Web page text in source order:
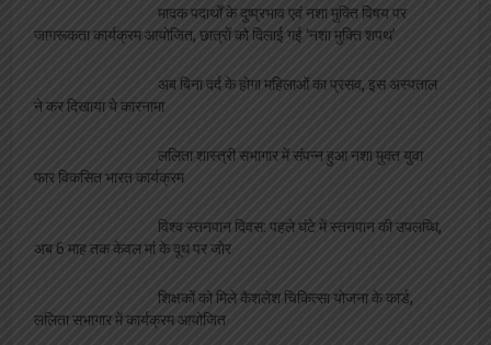
मादक पदार्थों के दुष्प्रभाव एवं नशा मुक्ति विषय पर
जागरूकता कार्यक्रम आयोजित, छात्रों को दिलाई गई ‘नशा मुक्ति शपथ’
अब बिना दर्द के होगा महिलाओं का प्रसव, इस अस्पताल
ने कर दिखाया ये कारनामा
ललिता शास्त्री सभागार में संपन्न हुआ नशा मुक्त युवा
फार विकसित भारत कार्यक्रम
विश्व स्तनपान दिवस: पहले घंटे में स्तनपान की उपलब्धि,
अब 6 माह तक केवल मां के दूध पर जोर
शिक्षकों को मिले कैशलेश चिकित्सा योजना के कार्ड,
ललिता सभागार में कार्यक्रम आयोजित